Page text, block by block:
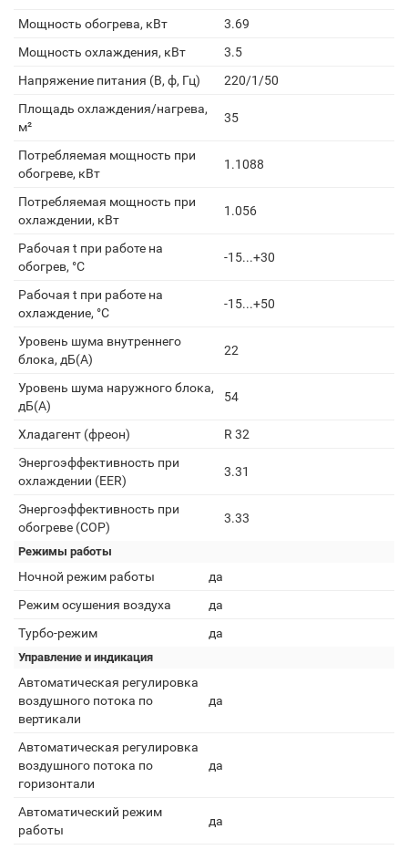
Мощность обогрева, кВт
3.69
Мощность охлаждения, кВт
3.5
Напряжение питания (В, ф, Гц)
220/1/50
Площадь охлаждения/нагрева,
м²
35
Потребляемая мощность при
обогреве, кВт
1.1088
Потребляемая мощность при
охлаждении, кВт
1.056
Рабочая t при работе на
обогрев, °С
-15...+30
Рабочая t при работе на
охлаждение, °С
-15...+50
Уровень шума внутреннего
блока, дБ(А)
22
Уровень шума наружного блока,
дБ(А)
54
Хладагент (фреон)
R 32
Энергоэффективность при
охлаждении (EER)
3.31
Энергоэффективность при
обогреве (COP)
3.33
Режимы работы
Ночной режим работы
да
Режим осушения воздуха
да
Турбо-режим
да
Управление и индикация
Автоматическая регулировка
воздушного потока по
вертикали
да
Автоматическая регулировка
воздушного потока по
горизонтали
да
Автоматический режим
работы
да